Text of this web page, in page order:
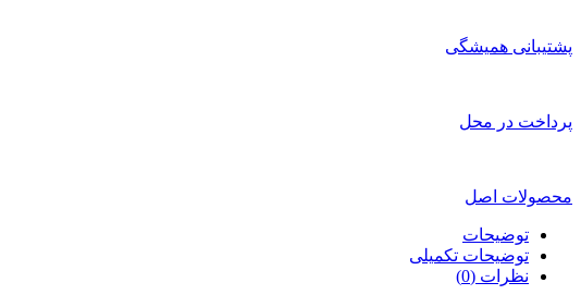
پشتیبانی همیشگی
پرداخت در محل
محصولات اصل
توضیحات
توضیحات تکمیلی
نظرات (0)